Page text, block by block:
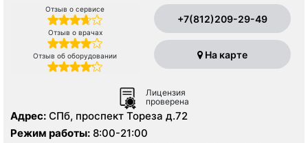
Отзыв о сервисе
Отзыв о врачах
Отзыв об оборудовании
+7(812)209-29-49
На карте
Лицензия
проверена
Адрес: СПб, проспект Тореза д.72
Режим работы: 8:00-21:00